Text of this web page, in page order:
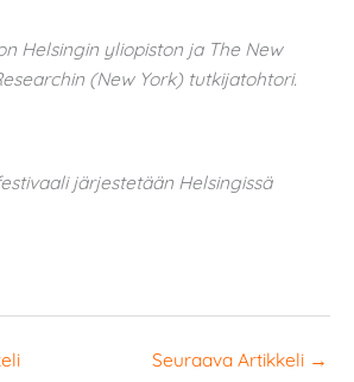
Helsingin yliopiston ja The New
(New York) tutkijatohtori.
järjestetään Helsingissä
Seuraava Artikkeli →